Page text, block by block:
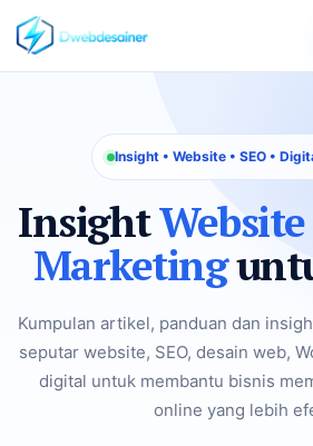
Insight • Website • SEO •
Insight
Marketing
Kumpulan artikel, panduan dan
seputar website, SEO, desain web,
digital untuk membantu bisnis
online yang lebih